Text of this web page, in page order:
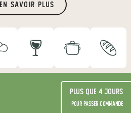
En savoir plus
Plus que 4 jours
pour passer commande